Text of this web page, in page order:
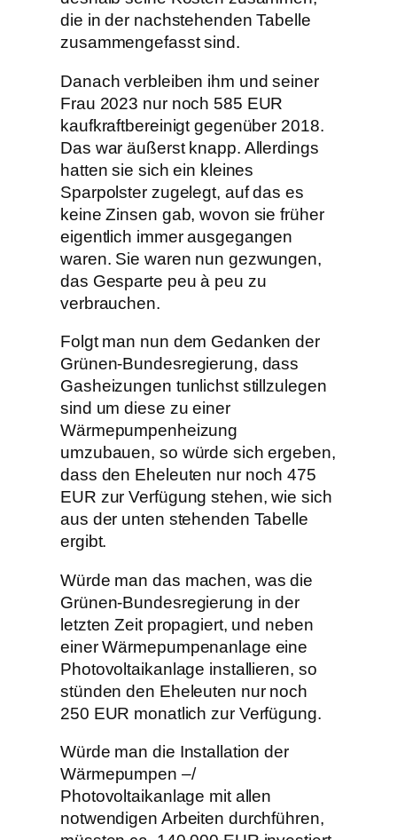
die in der nachstehenden Tabelle
zusammengefasst sind.
Danach verbleiben ihm und seiner
Frau 2023 nur noch 585 EUR
kaufkraftbereinigt gegenüber 2018.
Das war äußerst knapp. Allerdings
hatten sie sich ein kleines
Sparpolster zugelegt, auf das es
keine Zinsen gab, wovon sie früher
eigentlich immer ausgegangen
waren. Sie waren nun gezwungen,
das Gesparte peu à peu zu
verbrauchen.
Folgt man nun dem Gedanken der
Grünen-Bundesregierung, dass
Gasheizungen tunlichst stillzulegen
sind um diese zu einer
Wärmepumpenheizung
umzubauen, so würde sich ergeben,
dass den Eheleuten nur noch 475
EUR zur Verfügung stehen, wie sich
aus der unten stehenden Tabelle
ergibt.
Würde man das machen, was die
Grünen-Bundesregierung in der
letzten Zeit propagiert, und neben
einer Wärmepumpenanlage eine
Photovoltaikanlage installieren, so
stünden den Eheleuten nur noch
250 EUR monatlich zur Verfügung.
Würde man die Installation der
Wärmepumpen –/
Photovoltaikanlage mit allen
notwendigen Arbeiten durchführen,